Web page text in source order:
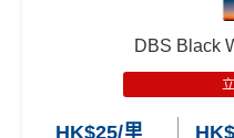
🧳 國泰 x Samsonite
🍽️ LUBUDS 3個月會籍
如果唔怕麻煩其實應該
Client 戶口先申請Citi
：30,000里數(相
(相等於720,000積分)
獎賞於完成簽賬條件
Citi新客 ＝ 過去12個
nk信用卡
本地簽賬$5 = 1里
DBS Black
HK$25/里